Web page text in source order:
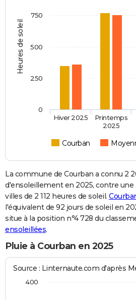
Heures de soleil
Courban
Hiver 2025
Printemps
2025
0
250
500
750
La commune de Courban a connu 2
d'ensoleillement en 2025, contre
villes de 2 112 heures de soleil.
l'équivalent de 92 jours de soleil en
situe à la position n°4 728 du
ensoleillées.
Pluie à Courban en 2025
Source : Linternaute.com d'après
400